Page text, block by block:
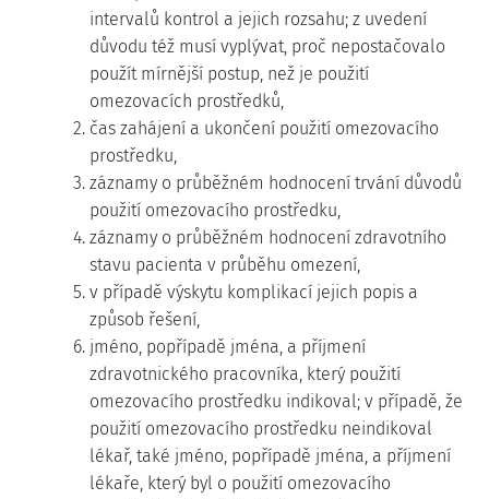
intervalů kontrol a jejich rozsahu; z uvedení
důvodu též musí vyplývat, proč nepostačovalo
použít mírnější postup, než je použití
omezovacích prostředků,
2. čas zahájení a ukončení použití omezovacího
prostředku,
3. záznamy o průběžném hodnocení trvání důvodů
použití omezovacího prostředku,
4. záznamy o průběžném hodnocení zdravotního
stavu pacienta v průběhu omezení,
5. v případě výskytu komplikací jejich popis a
způsob řešení,
6. jméno, popřípadě jména, a příjmení
zdravotnického pracovníka, který použití
omezovacího prostředku indikoval; v případě, že
použití omezovacího prostředku neindikoval
lékař, také jméno, popřípadě jména, a příjmení
lékaře, který byl o použití omezovacího